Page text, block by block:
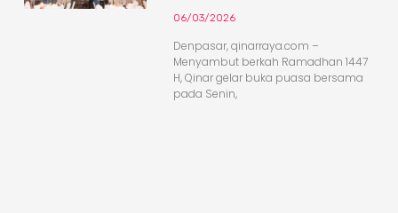
06/03/2026
Denpasar, qinarraya.com –
Menyambut berkah Ramadhan 1447
H, Qinar gelar buka puasa bersama
pada Senin,